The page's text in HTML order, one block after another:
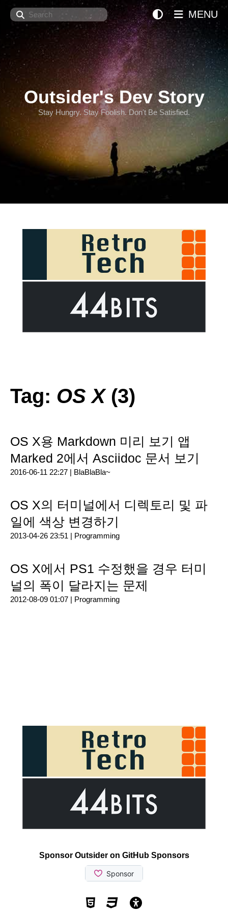
Search
Outsider's Dev Story
Stay Hungry. Stay Foolish. Don't Be Satisfied.
MENU
Tag: OS X(3)
OS X용 Markdown 미리 보기 앱
Marked 2에서 Asciidoc 문서 보기
2016-06-11 22:27 | BlaBlaBla~
OS X의 터미널에서 디렉토리 및 파
일에 색상 변경하기
2013-04-26 23:51 | Programming
OS X에서 PS1 수정했을 경우 터미
널의 폭이 달라지는 문제
2012-08-09 01:07 | Programming
Sponsor Outsider on GitHub Sponsors
Valid HTML5
Valid CSS
WCAG 2.1 AA